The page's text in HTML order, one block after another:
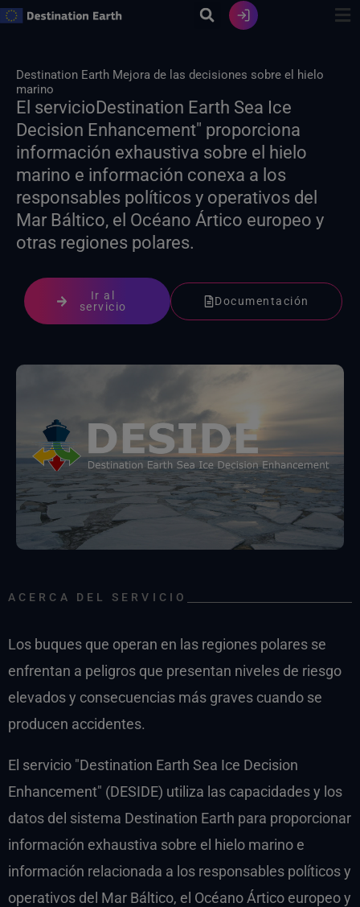
Ir
Destination Earth Mejora de las decisiones sobre el hielo
marino
El servicioDestination Earth Sea Ice
Decision Enhancement" proporciona
información exhaustiva sobre el hielo
marino e información conexa a los
responsables políticos y operativos del
Mar Báltico, el Océano Ártico europeo y
otras regiones polares.
Ir al
servicio
Documentación
ACERCA DEL SERVICIO
Los buques que operan en las regiones polares se
enfrentan a peligros que presentan niveles de riesgo
elevados y consecuencias más graves cuando se
producen accidentes.
El servicio "Destination Earth Sea Ice Decision
Enhancement" (DESIDE) utiliza las capacidades y los
datos del sistema Destination Earth para proporcionar
información exhaustiva sobre el hielo marino e
información relacionada a los responsables políticos y
operativos del Mar Báltico, el Océano Ártico europeo y